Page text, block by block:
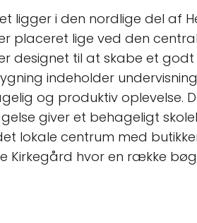
ligger i den nordlige del af
placeret lige ved den
designet til at skabe et
indeholder
og produktiv oplevelse.
giver et behageligt
lokale centrum med
Kirkegård hvor en række